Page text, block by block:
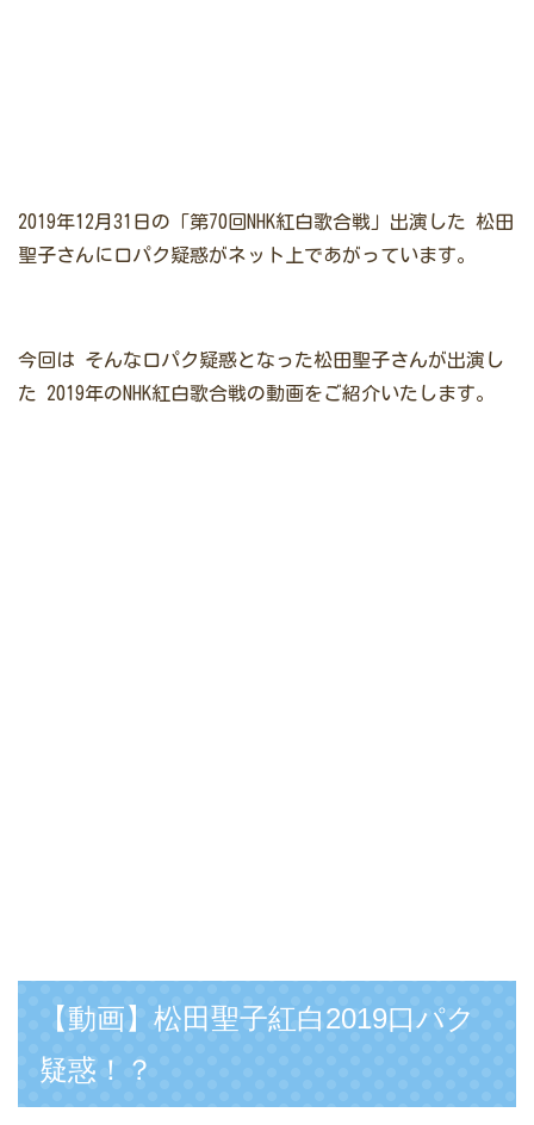
2019年12月31日の「第70回NHK紅白歌合戦」出演した
松田
聖子さんに口パク疑惑がネット上であがっています。
今回は そんな口パク疑惑となった松田聖子さんが出演し
た
2019年のNHK紅白歌合戦の動画をご紹介いたします。
【動画】松田聖子紅白2019口パク
疑惑！？